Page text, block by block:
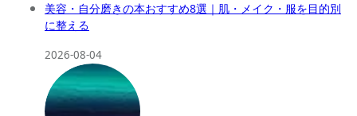
美容・自分磨きの本おすすめ8選｜肌・メイク・服を目的別
に整える
2026-08-04